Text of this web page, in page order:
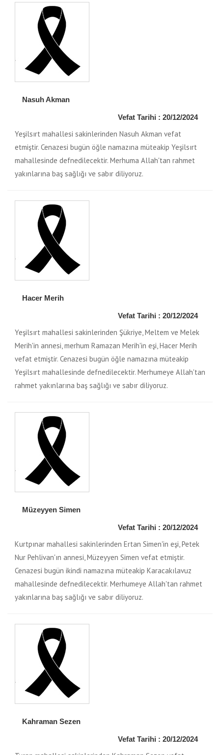
Nasuh Akman
Vefat Tarihi : 20/12/2024
Yeşilsırt mahallesi sakinlerinden Nasuh Akman vefat
etmiştir. Cenazesi bugün öğle namazına müteakip Yeşilsırt
mahallesinde defnedilecektir. Merhuma Allah'tan rahmet
yakınlarına baş sağlığı ve sabır diliyoruz.
Hacer Merih
Vefat Tarihi : 20/12/2024
Yeşilsırt mahallesi sakinlerinden Şükriye, Meltem ve Melek
Merih'in annesi, merhum Ramazan Merih'in eşi, Hacer Merih
vefat etmiştir. Cenazesi bugün öğle namazına müteakip
Yeşilsırt mahallesinde defnedilecektir. Merhumeye Allah'tan
rahmet yakınlarına baş sağlığı ve sabır diliyoruz.
Müzeyyen Simen
Vefat Tarihi : 20/12/2024
Kurtpınar mahallesi sakinlerinden Ertan Simen'in eşi, Petek
Nur Pehlivan'ın annesi, Müzeyyen Simen vefat etmiştir.
Cenazesi bugün ikindi namazına müteakip Karacakılavuz
mahallesinde defnedilecektir. Merhumeye Allah'tan rahmet
yakınlarına baş sağlığı ve sabır diliyoruz.
Kahraman Sezen
Vefat Tarihi : 20/12/2024